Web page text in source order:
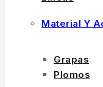
Material Y
Grapas
Plomos